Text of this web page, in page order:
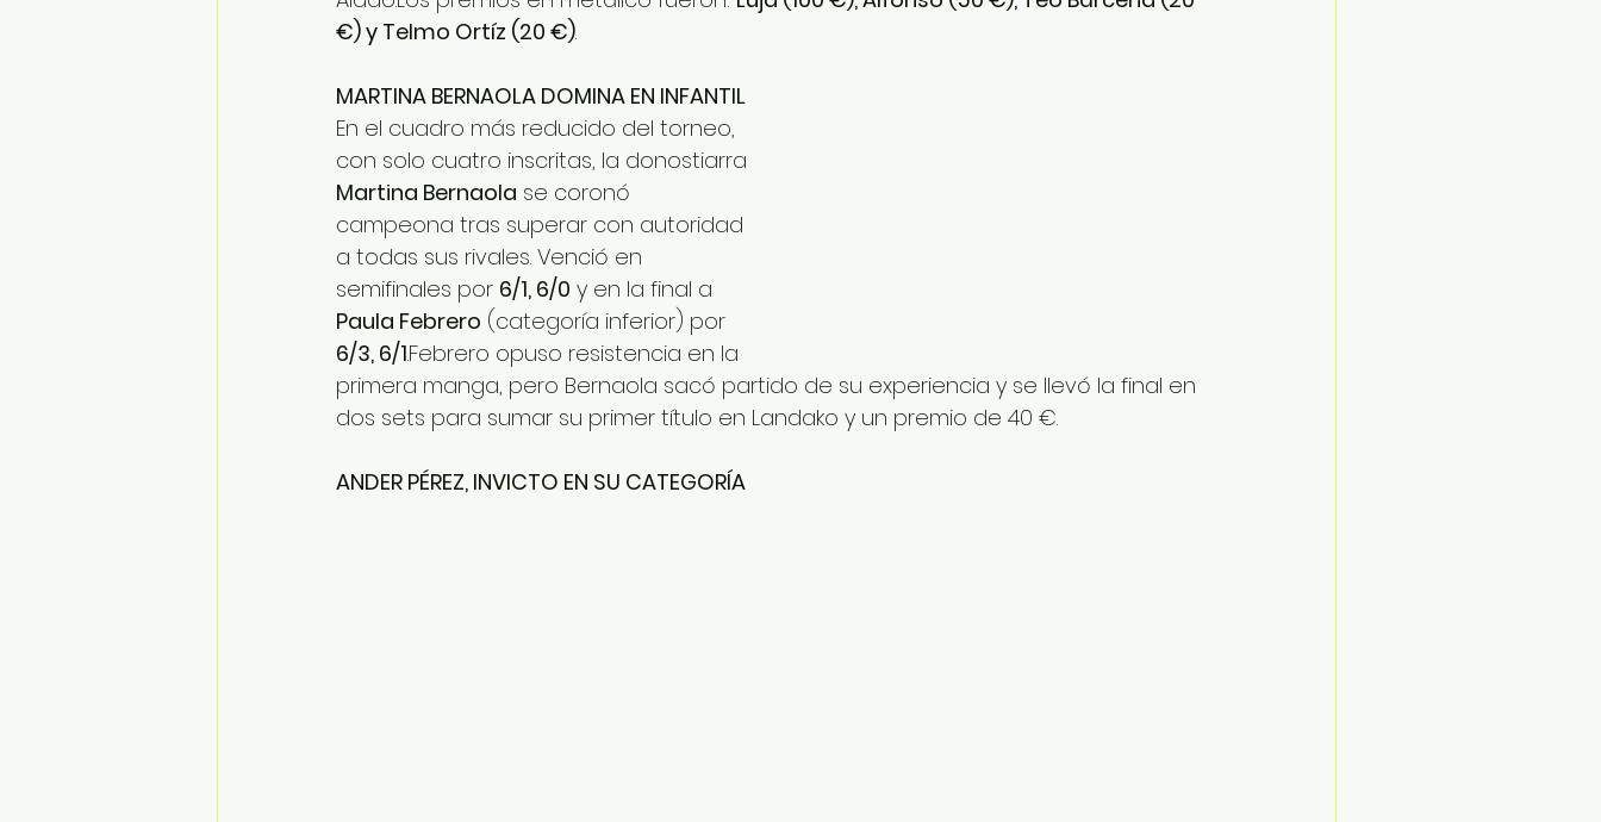
€) y Telmo Ortíz (20 €).
MARTINA BERNAOLA DOMINA EN INFANTIL
En el cuadro más reducido del torneo,
con solo cuatro inscritas, la donostiarra
Martina Bernaola se coronó
campeona tras superar con autoridad
a todas sus rivales. Venció en
semifinales por 6/1, 6/0 y en la final a
Paula Febrero (categoría inferior) por
6/3, 6/1.Febrero opuso resistencia en la
primera manga, pero Bernaola sacó partido de su experiencia y se llevó la final en
dos sets para sumar su primer título en Landako y un premio de 40 €.
ANDER PÉREZ, INVICTO EN SU CATEGORÍA